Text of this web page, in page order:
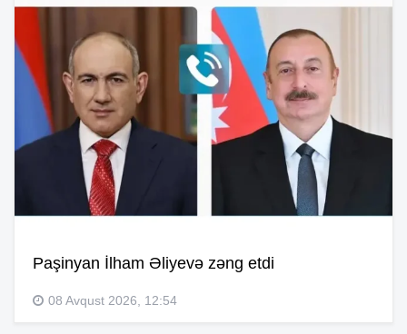
Paşinyan İlham Əliyevə zəng etdi
08 Avqust 2026, 12:54